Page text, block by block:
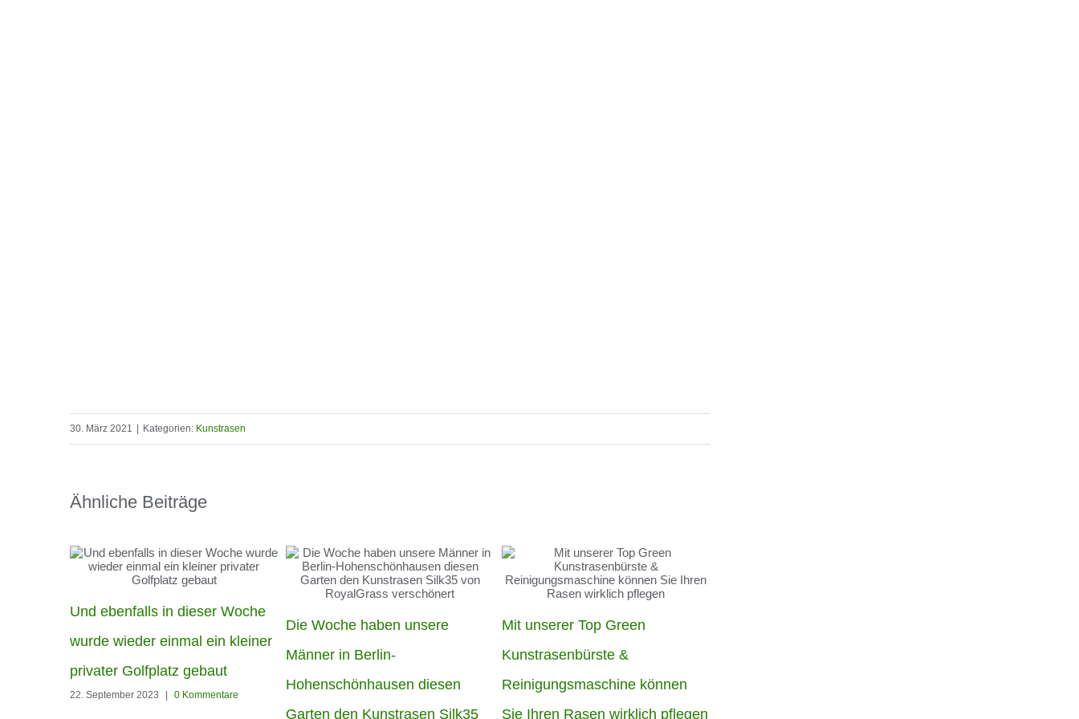
30. März 2021 Kategorien: Kunstrasen
Ähnliche Beiträge
Und ebenfalls in dieser Woche
wurde wieder einmal ein kleiner
privater Golfplatz gebaut
22. September 2023 0 Kommentare
Die Woche haben unsere
Männer in Berlin-
Hohenschönhausen diesen
Garten den Kunstrasen Silk35
Mit unserer Top Green
Kunstrasenbürste &
Reinigungsmaschine können
Sie Ihren Rasen wirklich pflegen